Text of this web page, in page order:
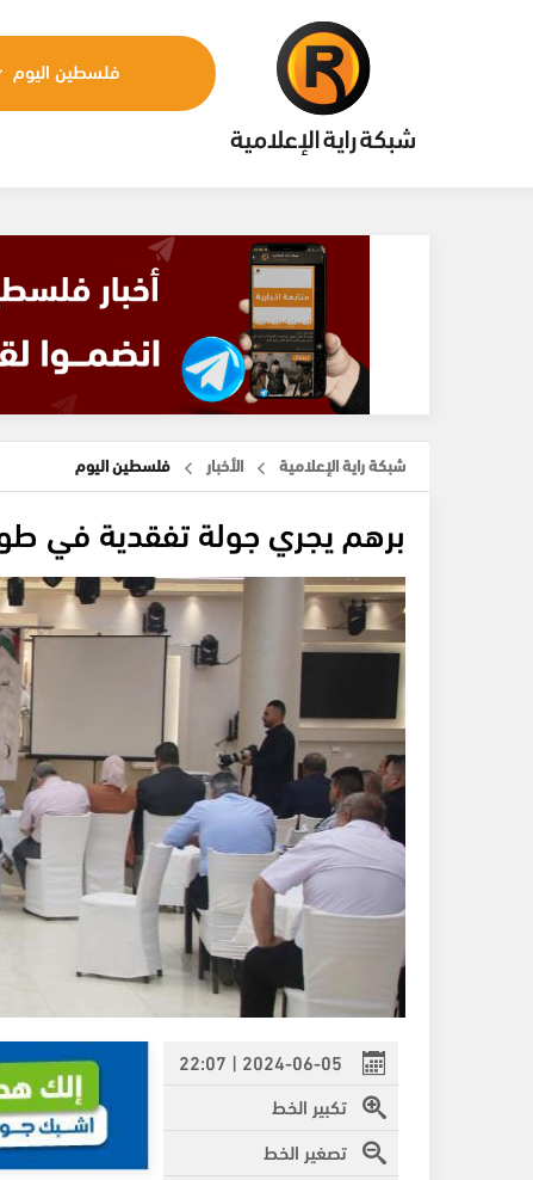
فلسطين اليوم
شبكة راية الإعلامية الأخبار فلسطين اليوم
برهم يجري جولة تفقدية في
2024-06-05 | 22:07
تكبير الخط
تصغير الخط